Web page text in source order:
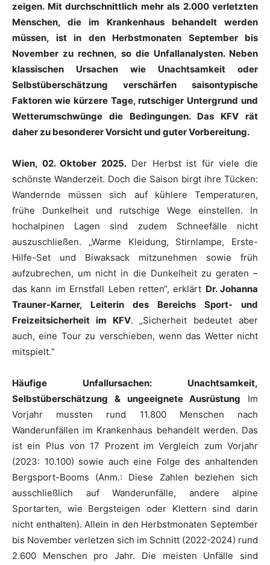
zeigen. Mit durchschnittlich mehr als 2.000 verletzten
Menschen, die im Krankenhaus behandelt werden
müssen, ist in den Herbstmonaten September bis
November zu rechnen, so die Unfallanalysten. Neben
klassischen Ursachen wie Unachtsamkeit oder
Selbstüberschätzung verschärfen saisontypische
Faktoren wie kürzere Tage, rutschiger Untergrund und
Wetterumschwünge die Bedingungen. Das KFV rät
daher zu besonderer Vorsicht und guter Vorbereitung.
Wien, 02. Oktober 2025.Der Herbst ist für viele die
schönste Wanderzeit. Doch die Saison birgt ihre Tücken:
Wandernde müssen sich auf kühlere Temperaturen,
frühe Dunkelheit und rutschige Wege einstellen. In
hochalpinen Lagen sind zudem Schneefälle nicht
auszuschließen. „Warme Kleidung, Stirnlampe, Erste-
Hilfe-Set und Biwaksack mitzunehmen sowie früh
aufzubrechen, um nicht in die Dunkelheit zu geraten –
das kann im Ernstfall Leben retten“, erklärt Dr. Johanna
Trauner-Karner, Leiterin des Bereichs Sport- und
Freizeitsicherheit im KFV. „Sicherheit bedeutet aber
auch, eine Tour zu verschieben, wenn das Wetter nicht
mitspielt.“
Häufige Unfallursachen: Unachtsamkeit,
Selbstüberschätzung & ungeeignete Ausrüstung Im
Vorjahr mussten rund 11.800 Menschen nach
Wanderunfällen im Krankenhaus behandelt werden. Das
ist ein Plus von 17 Prozent im Vergleich zum Vorjahr
(2023: 10.100) sowie auch eine Folge des anhaltenden
Bergsport-Booms (Anm.: Diese Zahlen beziehen sich
ausschließlich auf Wanderunfälle, andere alpine
Sportarten, wie Bergsteigen oder Klettern sind darin
nicht enthalten). Allein in den Herbstmonaten September
bis November verletzen sich im Schnitt (2022-2024) rund
2.600 Menschen pro Jahr. Die meisten Unfälle sind